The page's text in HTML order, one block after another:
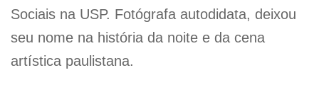
Sociais na USP. Fotógrafa autodidata, deixou
seu nome na história da noite e da cena
artística paulistana.